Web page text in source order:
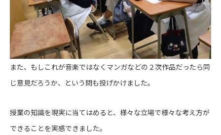
また、もしこれが音楽ではなくマンガなどの２次作品だったら同
じ意見だろうか、という問も投げかけました。
授業の知識を現実に当てはめると、様々な立場で様々な考え方が
できることを実感できました。